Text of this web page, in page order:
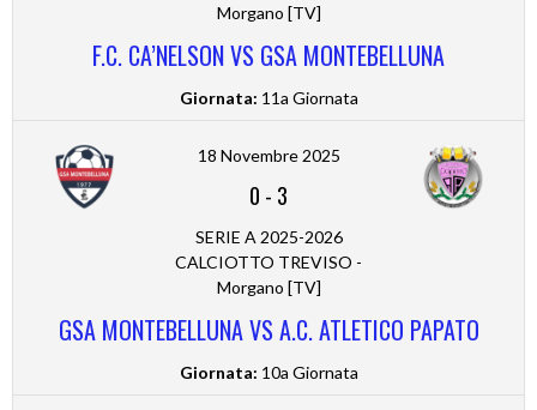
Morgano [TV]
F.C. CA’NELSON VS GSA MONTEBELLUNA
Giornata: 11a Giornata
18 Novembre 2025
0 - 3
SERIE A 2025-2026
CALCIOTTO TREVISO -
Morgano [TV]
GSA MONTEBELLUNA VS A.C. ATLETICO PAPATO
Giornata: 10a Giornata